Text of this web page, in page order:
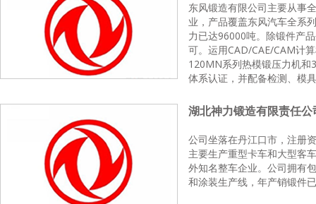
东风锻造有限公司主要从事
业，产品覆盖东风汽车全系
力已达96000吨。除锻件产
可。运用CAD/CAE/CAM计
120MN系列热模锻压力机
体系认证，并配备检测、模
湖北神力锻造有限责任公
公司坐落在丹江口市，注册
主要生产重型卡车和大型客
外知名整车企业。公司拥有
和涂装生产线，年产销锻件